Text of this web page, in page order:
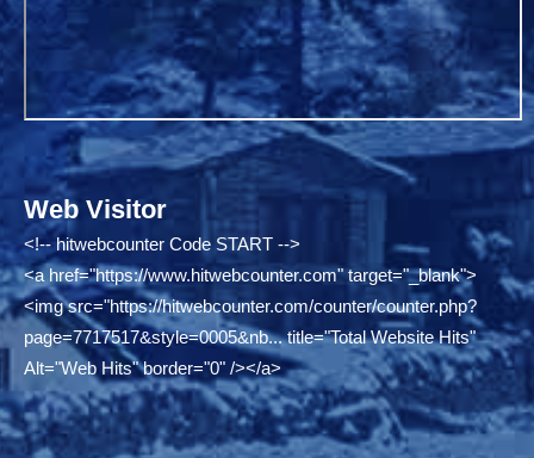
Web Visitor
<!-- hitwebcounter Code START -->
<a href="https://www.hitwebcounter.com"target="_blank">
<img src="https://hitwebcounter.com/counter/counter.php?
page=7717517&style=0005&nb...title="Total Website Hits"
Alt="Web Hits" border="0" /></a>